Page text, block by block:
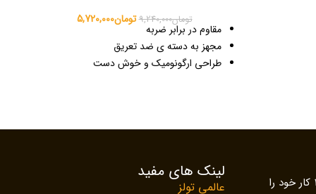
و چپ گرد
تومان9,240,000 تومان5,720,000
مقاوم در برابر ضربه
مجهز به دسته ی ضد تعریق
طراحی ارگونومیک و خوش دست
گروه صنعتی ابزارآلات عالمی افتخار دارد از سال 1383 کار خود را
لینک های مفید
عالمی تولز